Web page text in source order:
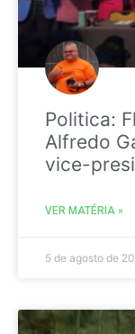
Politica:
Alfredo
vice-
VER MATÉRIA »
5 de agosto de